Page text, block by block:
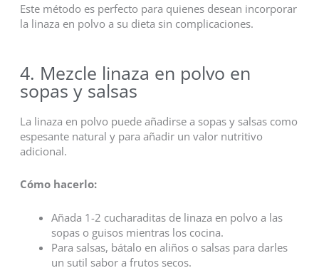
Este método es perfecto para quienes desean incorporar
la linaza en polvo a su dieta sin complicaciones.
4. Mezcle linaza en polvo en
sopas y salsas
La linaza en polvo puede añadirse a sopas y salsas como
espesante natural y para añadir un valor nutritivo
adicional.
Cómo hacerlo:
Añada 1-2 cucharaditas de linaza en polvo a las
sopas o guisos mientras los cocina.
Para salsas, bátalo en aliños o salsas para darles
un sutil sabor a frutos secos.